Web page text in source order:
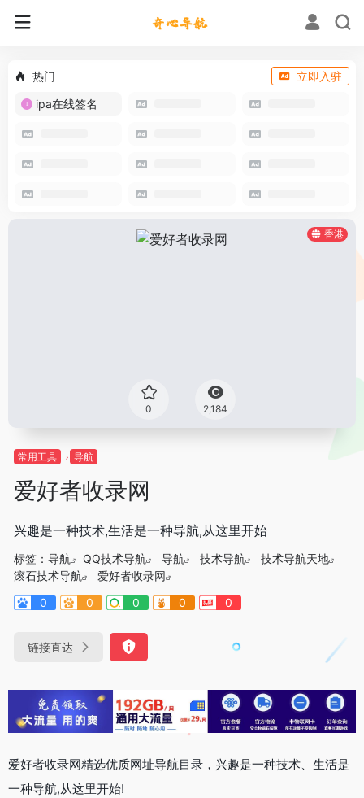
热门
立即入驻
ipa在线签名
香港
0 2,184
常用工具 导航
爱好者收录网
兴趣是一种技术,生活是一种导航,从这里开始
标签： 导航 QQ技术导航 导航 技术导航
技术导航天地
滚石技术导航
爱好者收录网
0
0 0 0 0
链接直达
爱好者收录网精选优质网址导航目录，兴趣是一种技术、生活是
一种导航,从这里开始!